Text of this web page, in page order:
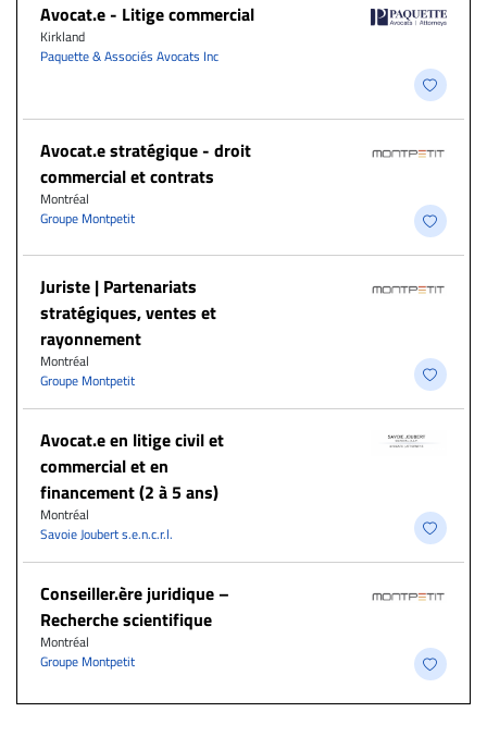
Avocat.e - Litige commercial
Kirkland
Paquette & Associés Avocats Inc
Avocat.e stratégique - droit
commercial et contrats
Montréal
Groupe Montpetit
Juriste | Partenariats
stratégiques, ventes et
rayonnement
Montréal
Groupe Montpetit
Avocat.e en litige civil et
commercial et en
financement (2 à 5 ans)
Montréal
Savoie Joubert s.e.n.c.r.l.
Conseiller.ère juridique –
Recherche scientifique
Montréal
Groupe Montpetit